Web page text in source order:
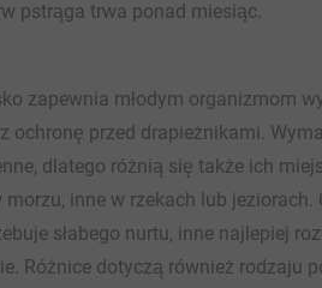
pstrąga trwa ponad miesiąc.
zapewnia młodym organizmom
ochronę przed drapieżnikami.
dlatego różnią się także ich
inne w rzekach lub jeziorach.
słabego nurtu, inne najlepiej
Różnice dotyczą również rodzaju